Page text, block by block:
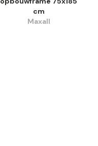
cm
Maxall